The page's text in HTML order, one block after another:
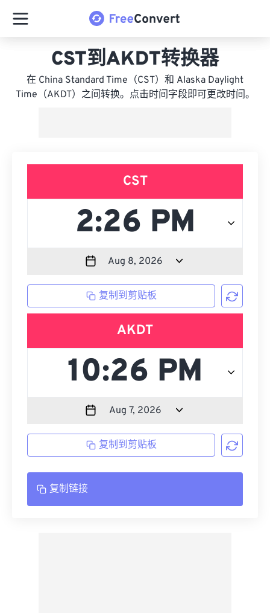
CST到AKDT转换器
在 China Standard Time（CST）和 Alaska Daylight
Time（AKDT）之间转换。点击时间字段即可更改时间。
CST
复制到剪贴板
AKDT
复制到剪贴板
复制链接